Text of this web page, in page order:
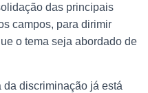
das principais
campos, para dirimir
o tema seja abordado de
discriminação já está